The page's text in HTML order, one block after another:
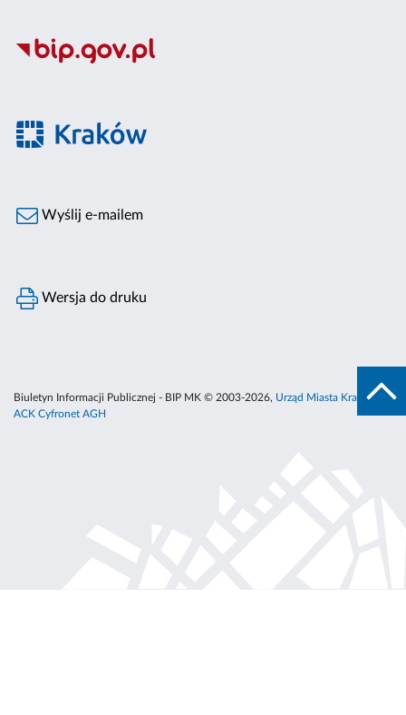
Wyślij e-mailem
Wersja do druku
Biuletyn Informacji Publicznej - BIP MK © 2003-2026, Urząd Miasta Krakowa
ACK Cyfronet AGH